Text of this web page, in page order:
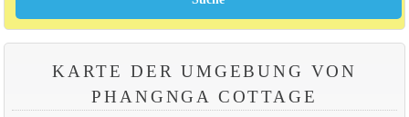
KARTE DER UMGEBUNG VON
PHANGNGA COTTAGE